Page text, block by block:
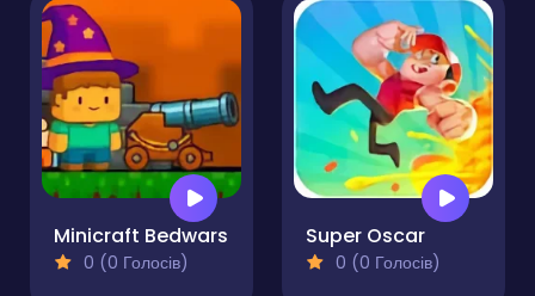
Minicraft Bedwars
0 (0 Голосів)
Super Oscar
0 (0 Голосів)